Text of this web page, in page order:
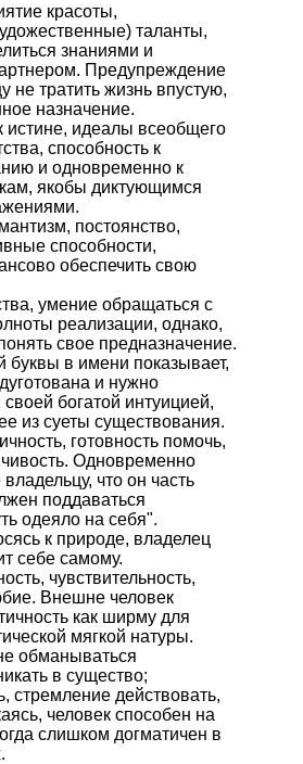
красоты,
таланты,
знаниями и
Предупреждение
не тратить жизнь впустую,
назначение.
истине, идеалы всеобщего
способность к
и одновременно к
якобы диктующимся
постоянство,
способности,
обеспечить свою
умение обращаться с
реализации, однако,
свое предназначение.
буквы в имени показывает,
и нужно
своей богатой интуицией,
из суеты существования.
готовность помочь,
Одновременно
что он часть
поддаваться
одеяло на себя".
к природе, владелец
себе самому.
чувствительность,
Внешне человек
как ширму для
мягкой натуры.
обманываться
в существо;
стремление действовать,
человек способен на
слишком догматичен в